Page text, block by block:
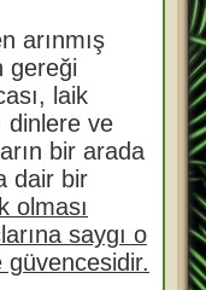
arınmış
gereği
laik
dinlere ve
bir arada
dair bir
olması
saygı o
güvencesidir.